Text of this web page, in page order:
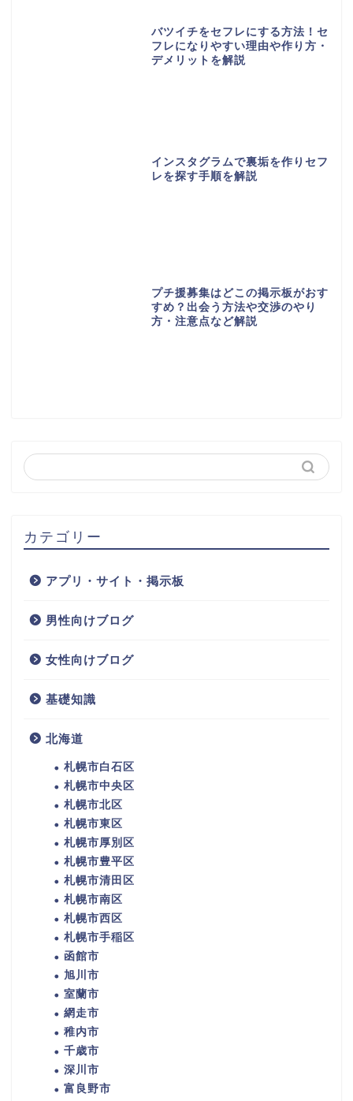
バツイチをセフレにする方法！セ
フレになりやすい理由や作り方・
デメリットを解説
インスタグラムで裏垢を作りセフ
レを探す手順を解説
プチ援募集はどこの掲示板がおす
すめ？出会う方法や交渉のやり
方・注意点など解説
カテゴリー
アプリ・サイト・掲示板
男性向けブログ
女性向けブログ
基礎知識
北海道
札幌市白石区
札幌市中央区
札幌市北区
札幌市東区
札幌市厚別区
札幌市豊平区
札幌市清田区
札幌市南区
札幌市西区
札幌市手稲区
函館市
旭川市
室蘭市
網走市
稚内市
千歳市
深川市
富良野市